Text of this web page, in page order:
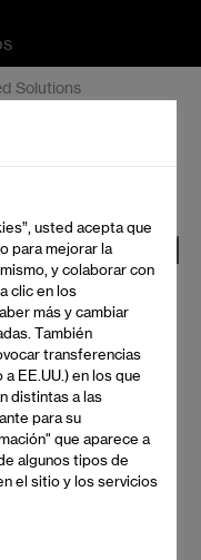
Solutions
usted acepta que
para mejorar la
y colaborar con
clic en los
más y cambiar
También
transferencias
EE.UU.) en los que
distintas a las
para su
que aparece a
algunos tipos de
el sitio y los servicios